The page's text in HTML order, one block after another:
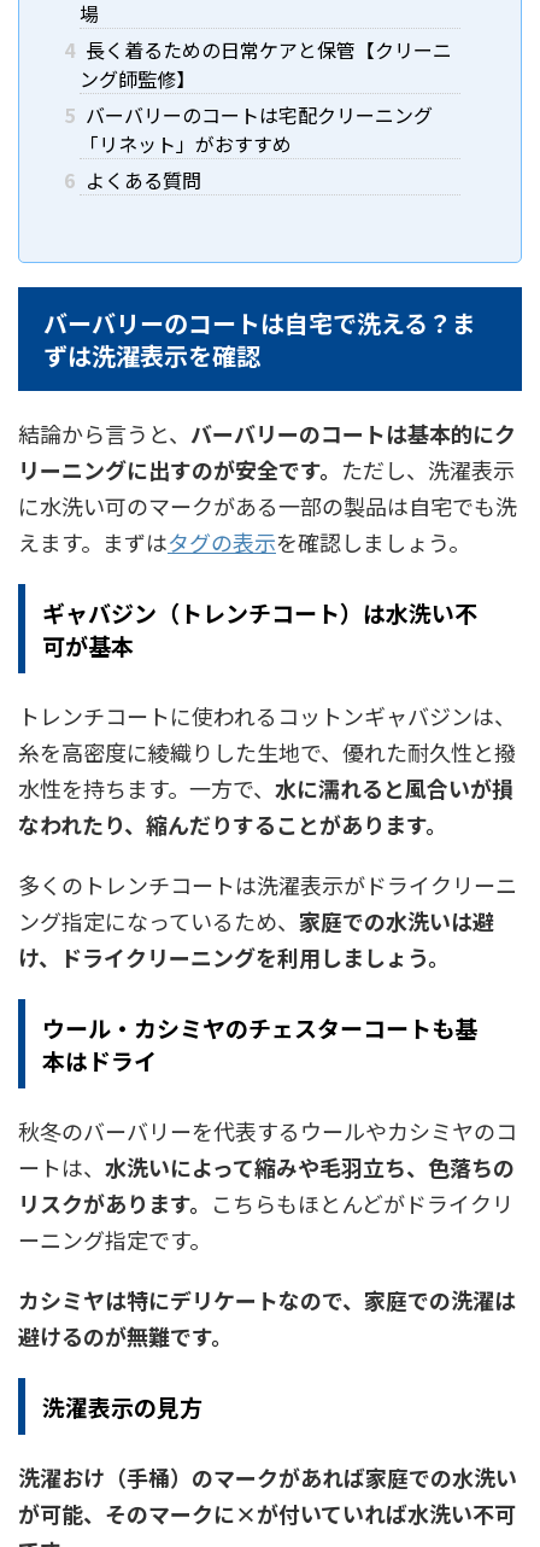
場
4 長く着るための日常ケアと保管【クリーニ
ング師監修】
5 バーバリーのコートは宅配クリーニング
「リネット」がおすすめ
6 よくある質問
バーバリーのコートは自宅で洗える？ま
ずは洗濯表示を確認
結論から言うと、 バーバリーのコートは基本的にク
リーニングに出すのが安全です。 ただし、洗濯表示
に水洗い可のマークがある一部の製品は自宅でも洗
えます。まずはタグの表示を確認しましょう。
ギャバジン（トレンチコート）は水洗い不
可が基本
トレンチコートに使われるコットンギャバジンは、
糸を高密度に綾織りした生地で、優れた耐久性と撥
水性を持ちます。一方で、 水に濡れると風合いが損
なわれたり、縮んだりすることがあります。
多くのトレンチコートは洗濯表示がドライクリーニ
ング指定になっているため、 家庭での水洗いは避
け、ドライクリーニングを利用しましょう。
ウール・カシミヤのチェスターコートも基
本はドライ
秋冬のバーバリーを代表するウールやカシミヤのコ
ートは、 水洗いによって縮みや毛羽立ち、色落ちの
リスクがあります。 こちらもほとんどがドライクリ
ーニング指定です。
カシミヤは特にデリケートなので、家庭での洗濯は
避けるのが無難です。
洗濯表示の見方
洗濯おけ（手桶）のマークがあれば家庭での水洗い
が可能、そのマークに×が付いていれば水洗い不可